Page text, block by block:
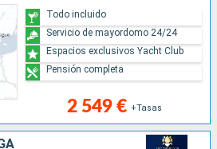
2 549 € +Tasas
Todo incluido
Servicio de mayordomo 24/24
Espacios exclusivos Yacht Club
Pensión completa